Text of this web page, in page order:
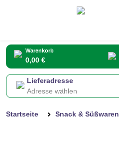
Warenkorb
0,00 €
Lieferadresse
Adresse wählen
Startseite Snack & Süßwaren